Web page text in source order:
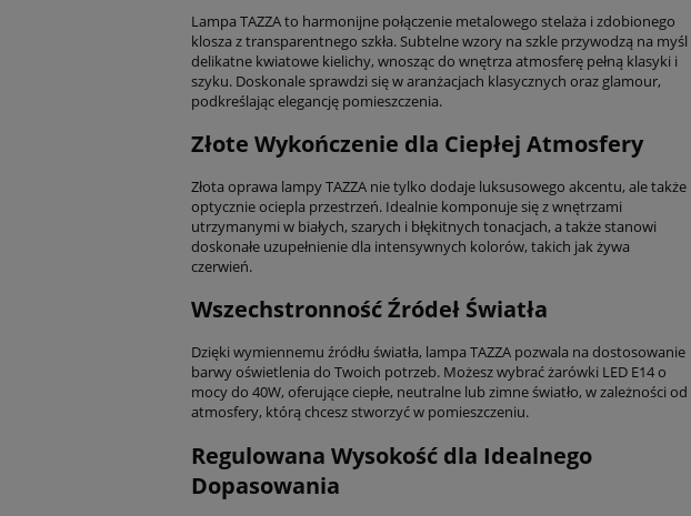
Lampa TAZZA to harmonijne połączenie metalowego stelaża i zdobionego
klosza z transparentnego szkła. Subtelne wzory na szkle przywodzą na myśl
delikatne kwiatowe kielichy, wnosząc do wnętrza atmosferę pełną klasyki i
szyku. Doskonale sprawdzi się w aranżacjach klasycznych oraz glamour,
podkreślając elegancję pomieszczenia.
Złote Wykończenie dla Ciepłej Atmosfery
Złota oprawa lampy TAZZA nie tylko dodaje luksusowego akcentu, ale także
optycznie ociepla przestrzeń. Idealnie komponuje się z wnętrzami
utrzymanymi w białych, szarych i błękitnych tonacjach, a także stanowi
doskonałe uzupełnienie dla intensywnych kolorów, takich jak żywa
czerwień.
Wszechstronność Źródeł Światła
Dzięki wymiennemu źródłu światła, lampa TAZZA pozwala na dostosowanie
barwy oświetlenia do Twoich potrzeb. Możesz wybrać żarówki LED E14 o
mocy do 40W, oferujące ciepłe, neutralne lub zimne światło, w zależności od
atmosfery, którą chcesz stworzyć w pomieszczeniu.
Regulowana Wysokość dla Idealnego
Dopasowania